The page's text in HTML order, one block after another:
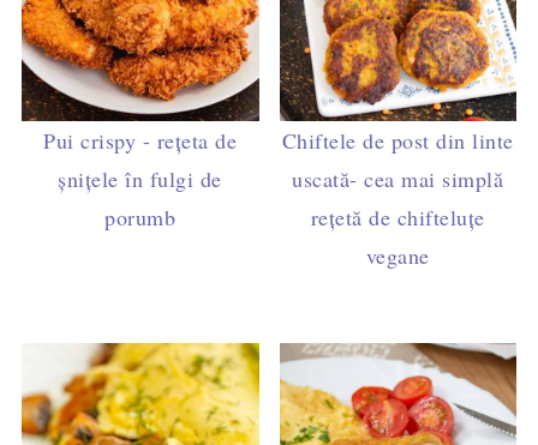
Pui crispy - rețeta de
șnițele în fulgi de
porumb
Chiftele de post din linte
uscată- cea mai simplă
rețetă de chifteluțe
vegane